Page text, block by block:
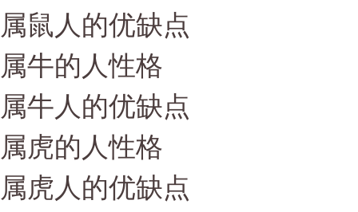
属鼠人的优缺点
属牛的人性格
属牛人的优缺点
属虎的人性格
属虎人的优缺点